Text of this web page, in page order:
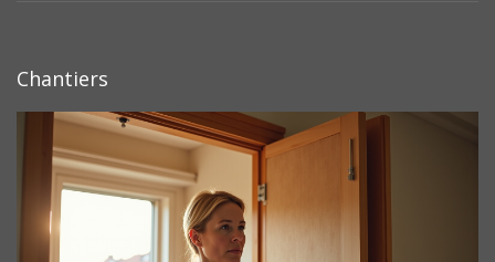
Chantiers